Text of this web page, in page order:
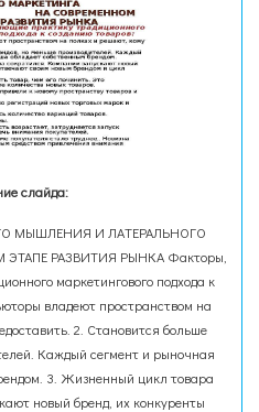
слайда:
МЫШЛЕНИЯ И ЛАТЕРАЛЬНОГО
РАЗВИТИЯ РЫНКА Факторы,
маркетингового подхода к
владеют пространством на
2. Становится больше
Каждый сегмент и рыночная
3. Жизненный цикл товара
новый бренд, их конкуренты